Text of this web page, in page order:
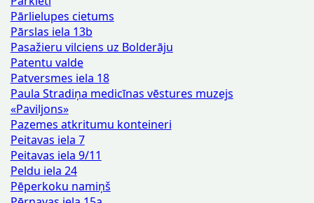
Pārlielupes cietums
Pārslas iela 13b
Pasažieru vilciens uz Bolderāju
Patentu valde
Patversmes iela 18
Paula Stradiņa medicīnas vēstures muzejs
«Paviljons»
Pazemes atkritumu konteineri
Peitavas iela 7
Peitavas iela 9/11
Peldu iela 24
Pēperkoku namiņš